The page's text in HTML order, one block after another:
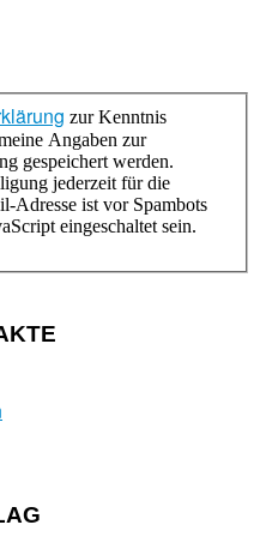
zur Kenntnis
zur
gespeichert werden.
jederzeit für die
Adresse ist vor Spambots
eingeschaltet sein.